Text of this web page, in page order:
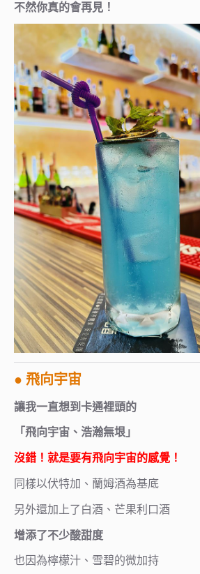
不然你真的會再見！
● 飛向宇宙
讓我一直想到卡通裡頭的
「飛向宇宙、浩瀚無垠」
沒錯！就是要有飛向宇宙的感覺！
同樣以伏特加、蘭姆酒為基底
另外還加上了白酒、芒果利口酒
增添了不少酸甜度
也因為檸檬汁、雪碧的微加持